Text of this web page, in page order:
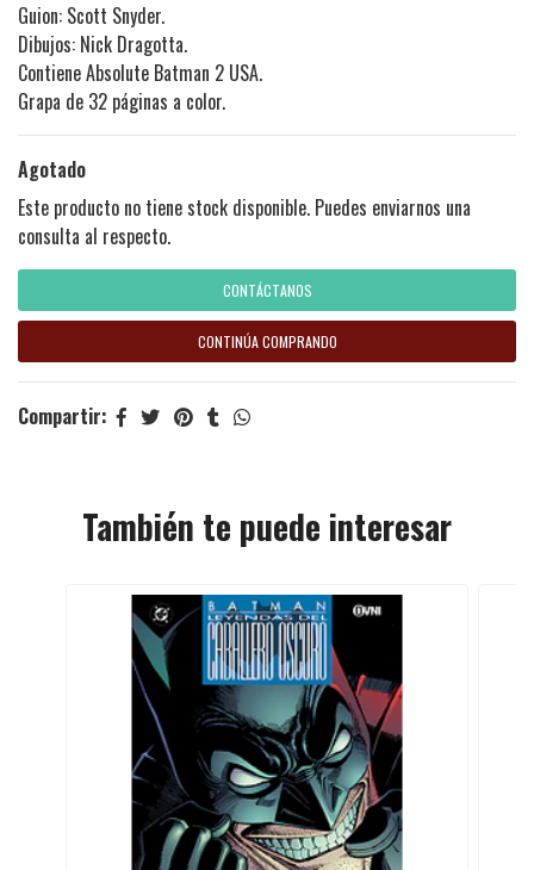
Guion: Scott Snyder.
Dibujos: Nick Dragotta.
Contiene Absolute Batman 2 USA.
Grapa de 32 páginas a color.
Agotado
Este producto no tiene stock disponible. Puedes enviarnos una
consulta al respecto.
CONTÁCTANOS
CONTINÚA COMPRANDO
Compartir:
También te puede interesar